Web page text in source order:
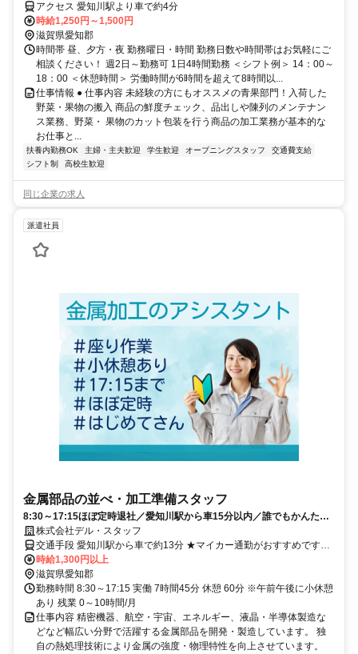
アクセス 愛知川駅より車で約4分
時給1,250円～1,500円
滋賀県愛知郡
時間帯 昼、夕方・夜 勤務曜日・時間 勤務日数や時間帯はお気軽にご
相談ください！ 週2日～勤務可 1日4時間勤務 ＜シフト例＞ 14：00～
18：00 ＜休憩時間＞ 労働時間が6時間を超えて8時間以...
仕事情報 ● 仕事内容 未経験の方にもオススメの青果部門！入荷した
野菜・果物の搬入 商品の鮮度チェック、品出しや陳列のメンテナン
ス業務、野菜・ 果物のカット包装を行う商品の加工業務が基本的な
お仕事と...
扶養内勤務OK 主婦・主夫歓迎 学生歓迎 オープニングスタッフ
交通費支給
シフト制
高校生歓迎
同じ企業の求人
派遣社員
金属部品の並べ・加工準備スタッフ
8:30～17:15ほぼ定時退社／愛知川駅から車15分以内／誰でもかんたん
作業／午前午後に小休憩あり
株式会社デル・スタッフ
交通手段 愛知川駅から車で約13分 ★マイカー通勤がおすすめです★
駐車場完備/無料 通勤費別途支給 【最寄り駅】 ・近江鉄道近江本線
「愛知川駅」
時給1,300円以上
滋賀県愛知郡
勤務時間 8:30～17:15 実働 7時間45分 休憩 60分 ※午前午後に小休憩
あり 残業 0～10時間/月
仕事内容 精密機器、航空・宇宙、エネルギー、液晶・半導体製造な
どなど幅広い分野で活躍する金属部品を開発・製造しています。 独
自の熱処理技術により金属の強度・物理特性を向上させています。